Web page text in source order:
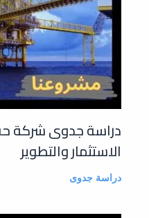
دراسة جدوى شركة
الاستثمار والتطوير
دراسة جدوى